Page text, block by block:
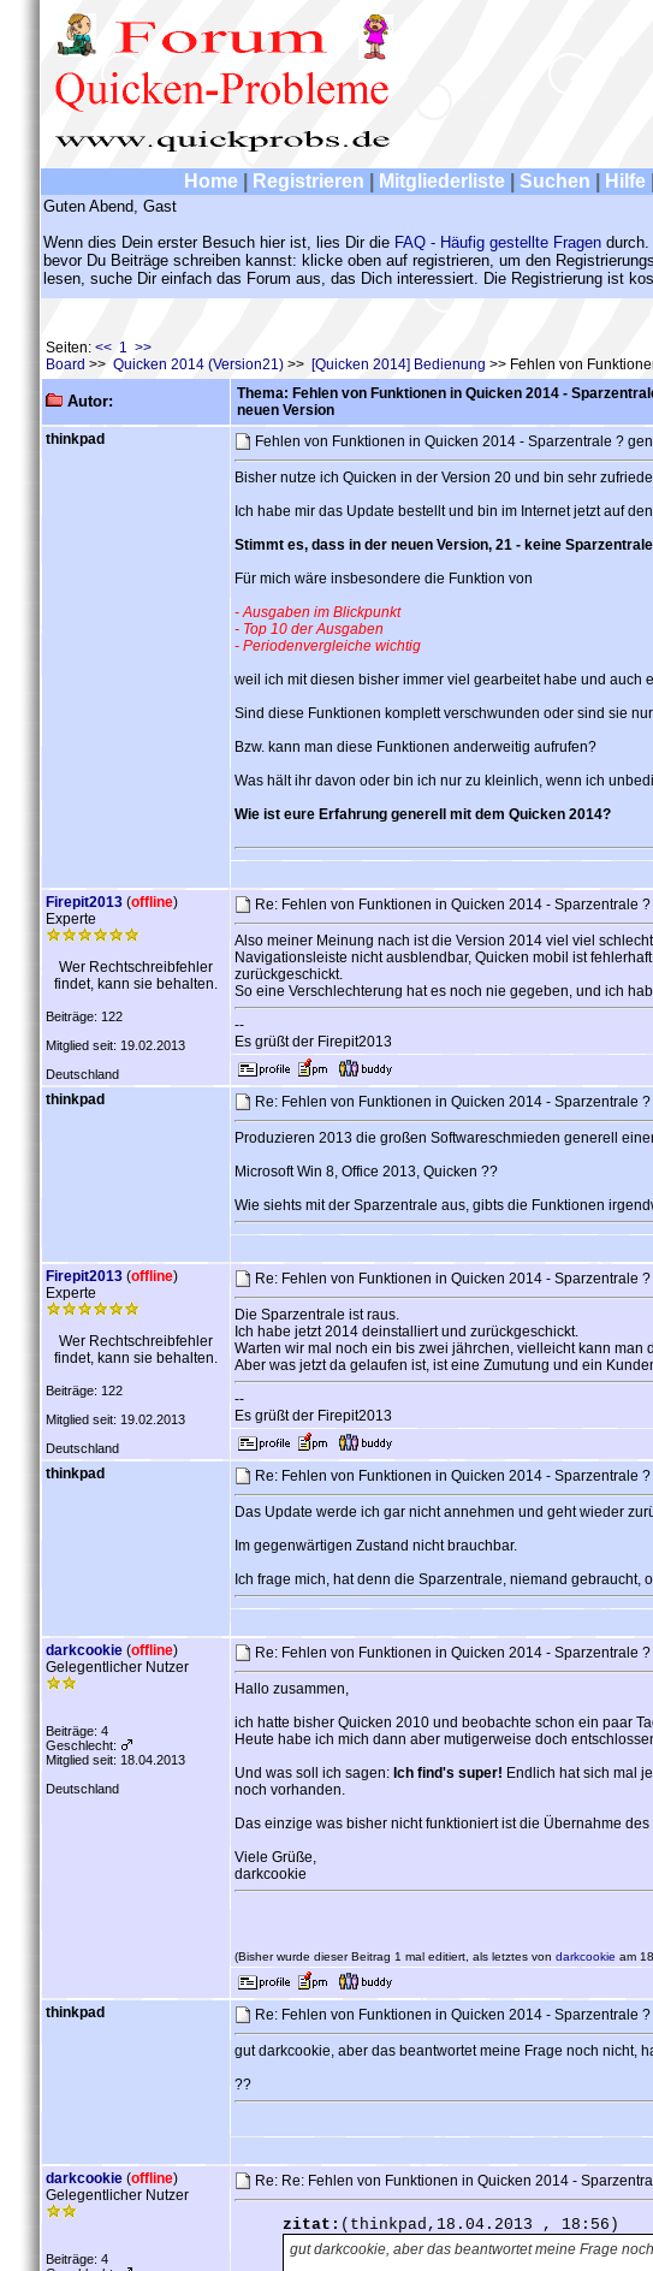
Home Registrieren Mitgliederliste Suchen Hilfe
Guten Abend, Gast
Wenn dies Dein erster Besuch hier ist, lies Dir die FAQ - Häufig gestellte Fragen
bevor Du Beiträge schreiben kannst: klicke oben auf registrieren, um den
lesen, suche Dir einfach das Forum aus, das Dich interessiert. Die Registrierung ist
Seiten: << 1 >>
Board >> Quicken 2014 (Version21) >> [Quicken 2014] Bedienung >> Fehlen von
Autor:
Thema: Fehlen von Funktionen in Quicken 2014 -
neuen Version
thinkpad
Fehlen von Funktionen in Quicken 2014 - Sparzentrale ?
Bisher nutze ich Quicken in der Version 20 und bin sehr
Ich habe mir das Update bestellt und bin im Internet jetzt auf
Stimmt es, dass in der neuen Version, 21 - keine
Für mich wäre insbesondere die Funktion von
- Ausgaben im Blickpunkt
- Top 10 der Ausgaben
- Periodenvergleiche wichtig
weil ich mit diesen bisher immer viel gearbeitet habe und
Sind diese Funktionen komplett verschwunden oder sind sie
Bzw. kann man diese Funktionen anderweitig aufrufen?
Was hält ihr davon oder bin ich nur zu kleinlich, wenn ich
Wie ist eure Erfahrung generell mit dem Quicken 2014?
Firepit2013 (offline)
Experte
Wer Rechtschreibfehler
findet, kann sie behalten.
Beiträge: 122
Mitglied seit: 19.02.2013
Deutschland
Re: Fehlen von Funktionen in Quicken 2014 - Sparzentrale
Also meiner Meinung nach ist die Version 2014 viel viel
Navigationsleiste nicht ausblendbar, Quicken mobil ist
zurückgeschickt.
So eine Verschlechterung hat es noch nie gegeben, und ich
--
Es grüßt der Firepit2013
thinkpad Re: Fehlen von Funktionen in Quicken 2014 - Sparzentrale
Produzieren 2013 die großen Softwareschmieden generell
Microsoft Win 8, Office 2013, Quicken ??
Wie siehts mit der Sparzentrale aus, gibts die Funktionen
Firepit2013 (offline)
Experte
Wer Rechtschreibfehler
findet, kann sie behalten.
Beiträge: 122
Mitglied seit: 19.02.2013
Deutschland
Re: Fehlen von Funktionen in Quicken 2014 - Sparzentrale
Die Sparzentrale ist raus.
Ich habe jetzt 2014 deinstalliert und zurückgeschickt.
Warten wir mal noch ein bis zwei jährchen, vielleicht kann man
Aber was jetzt da gelaufen ist, ist eine Zumutung und ein
--
Es grüßt der Firepit2013
thinkpad Re: Fehlen von Funktionen in Quicken 2014 - Sparzentrale
Das Update werde ich gar nicht annehmen und geht wieder
Im gegenwärtigen Zustand nicht brauchbar.
Ich frage mich, hat denn die Sparzentrale, niemand gebraucht,
darkcookie (offline)
Gelegentlicher Nutzer
Beiträge: 4
Geschlecht:
Mitglied seit: 18.04.2013
Deutschland
Re: Fehlen von Funktionen in Quicken 2014 - Sparzentrale
Hallo zusammen,
ich hatte bisher Quicken 2010 und beobachte schon ein paar
Heute habe ich mich dann aber mutigerweise doch
Und was soll ich sagen: Ich find's super! Endlich hat sich mal
noch vorhanden.
Das einzige was bisher nicht funktioniert ist die Übernahme
Viele Grüße,
darkcookie
(Bisher wurde dieser Beitrag 1 mal editiert, als letztes von darkcookie am
thinkpad Re: Fehlen von Funktionen in Quicken 2014 - Sparzentrale
gut darkcookie, aber das beantwortet meine Frage noch nicht,
??
darkcookie (offline)
Gelegentlicher Nutzer
Beiträge: 4
Re: Re: Fehlen von Funktionen in Quicken 2014 -
zitat: (thinkpad,18.04.2013 , 18:56)
gut darkcookie, aber das beantwortet meine Frage